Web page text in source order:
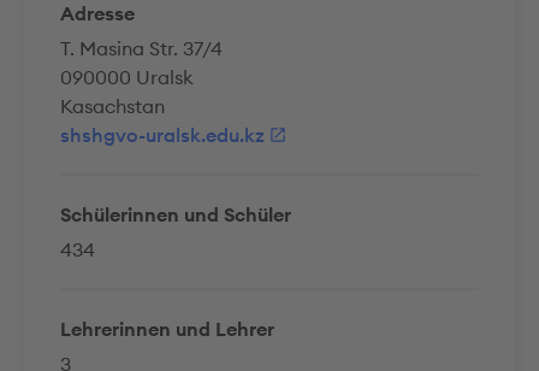
Adresse
T. Masina Str. 37/4
090000 Uralsk
Kasachstan
shshgvo-uralsk.edu.kz
Schülerinnen und Schüler
434
Lehrerinnen und Lehrer
3